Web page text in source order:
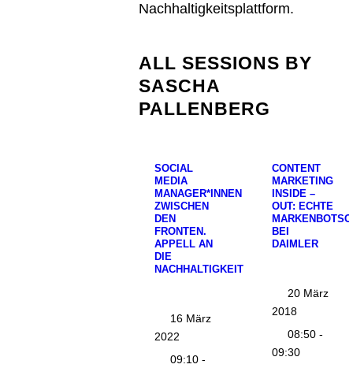
Nachhaltigkeitsplattform.
ALL SESSIONS BY
SASCHA
PALLENBERG
SOCIAL
MEDIA
MANAGER*INNEN
ZWISCHEN
DEN
FRONTEN.
APPELL AN
DIE
NACHHALTIGKEIT
16 März
2022
09:10 -
CONTENT
MARKETING
INSIDE –
OUT: ECHTE
BEI
DAIMLER
20 März
2018
08:50 -
09:30